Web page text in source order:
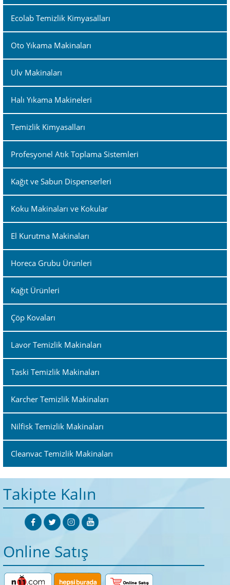
Ecolab Temizlik Kimyasalları
Oto Yıkama Makinaları
Ulv Makinaları
Halı Yıkama Makineleri
Temizlik Kimyasalları
Profesyonel Atık Toplama Sistemleri
Kağıt ve Sabun Dispenserleri
Koku Makinaları ve Kokular
El Kurutma Makinaları
Horeca Grubu Ürünleri
Kağıt Ürünleri
Çöp Kovaları
Lavor Temizlik Makinaları
Taski Temizlik Makinaları
Karcher Temizlik Makinaları
Nilfisk Temizlik Makinaları
Cleanvac Temizlik Makinaları
Takipte Kalın
Online Satış